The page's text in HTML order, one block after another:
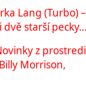
Lang (Turbo) –
starší
z
Morrison,